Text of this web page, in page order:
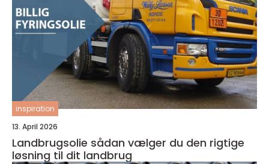
inspiration
13. April 2026
Landbrugsolie sådan vælger du den rigtige
løsning til dit landbrug